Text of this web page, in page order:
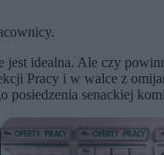
jest idealna. Ale czy
Pracy i w walce z
posiedzenia senackiej